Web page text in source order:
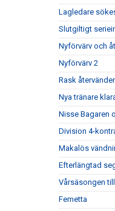
Lagledare
Slutgiltigt
Nyförvärv och
Nyförvärv 2
Rask
Nya tränare
Nisse Bagaren
Division 4-
Makalös
Efterlängtad
Vårsäsongen
Femetta